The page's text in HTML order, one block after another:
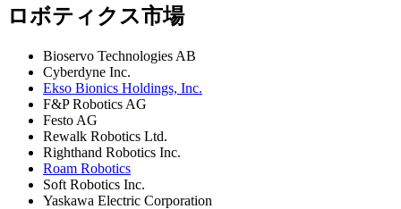
ロボティクス市場
Bioservo Technologies AB
Cyberdyne Inc.
Ekso Bionics Holdings, Inc.
F&P Robotics AG
Festo AG
Rewalk Robotics Ltd.
Righthand Robotics Inc.
Roam Robotics
Soft Robotics Inc.
Yaskawa Electric Corporation